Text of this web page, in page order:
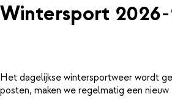
Wintersport
Het dagelijkse wintersportweer wordt
posten, maken we regelmatig een nieuw